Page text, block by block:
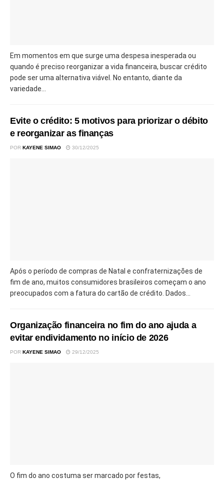
Em momentos em que surge uma despesa inesperada ou
quando é preciso reorganizar a vida financeira, buscar crédito
pode ser uma alternativa viável. No entanto, diante da
variedade...
Evite o crédito: 5 motivos para priorizar o débito
e reorganizar as finanças
POR KAYENE SIMAO 30/12/2025
Após o período de compras de Natal e confraternizações de
fim de ano, muitos consumidores brasileiros começam o ano
preocupados com a fatura do cartão de crédito. Dados...
Organização financeira no fim do ano ajuda a
evitar endividamento no início de 2026
POR KAYENE SIMAO 29/12/2025
O fim do ano costuma ser marcado por festas,